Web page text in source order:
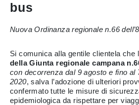
bus
Nuova Ordinanza regionale n.66
Si comunica alla gentile clientela che
della Giunta regionale campana
con decorrenza dal 9 agosto e fino al
2020, salva l’adozione di ulteriori
confermato tutte le misure di
epidemiologica da rispettare per